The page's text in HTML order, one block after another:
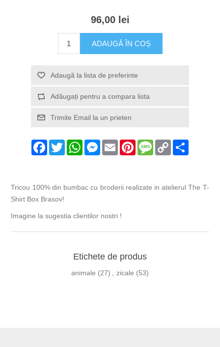
96,00 lei
Facebook
TwitterWhatsAppMessenger
Email PinterestMessage
Copy
Link
Tricou 100% din bumbac cu broderii realizate in atelierul The T-
Shirt Box Brasov!
Imagine la sugestia clientilor nostri !
Etichete de produs
animale (27) , zicale (53)